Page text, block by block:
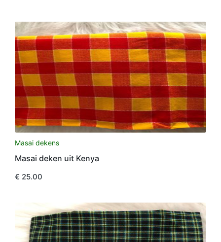
Masai dekens
Masai deken uit Kenya
€ 25.00